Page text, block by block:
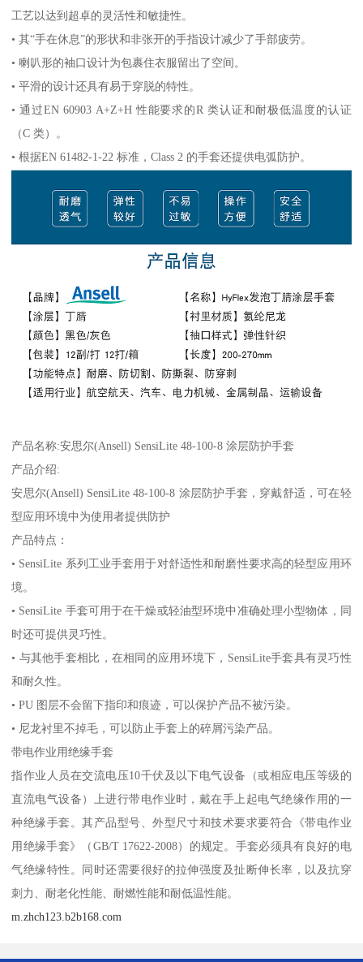
工艺以达到超卓的灵活性和敏捷性。
• 其“手在休息”的形状和非张开的手指设计减少了手部疲劳。
• 喇叭形的袖口设计为包裹住衣服留出了空间。
• 平滑的设计还具有易于穿脱的特性。
• 通过EN 60903 A+Z+H 性能要求的R 类认证和耐极低温度的认证
（C 类）。
• 根据EN 61482-1-22 标准，Class 2 的手套还提供电弧防护。
产品名称:安思尔(Ansell) SensiLite 48-100-8 涂层防护手套
产品介绍:
安思尔(Ansell) SensiLite 48-100-8 涂层防护手套，穿戴舒适，可在轻
型应用环境中为使用者提供防护
产品特点：
• SensiLite 系列工业手套用于对舒适性和耐磨性要求高的轻型应用环
境。
• SensiLite 手套可用于在干燥或轻油型环境中准确处理小型物体，同
时还可提供灵巧性。
• 与其他手套相比，在相同的应用环境下，SensiLite手套具有灵巧性
和耐久性。
• PU 图层不会留下指印和痕迹，可以保护产品不被污染。
• 尼龙衬里不掉毛，可以防止手套上的碎屑污染产品。
带电作业用绝缘手套
指作业人员在交流电压10千伏及以下电气设备（或相应电压等级的
直流电气设备）上进行带电作业时，戴在手上起电气绝缘作用的一
种绝缘手套。其产品型号、外型尺寸和技术要求要符合《带电作业
用绝缘手套》（GB/T 17622-2008）的规定。手套必须具有良好的电
气绝缘特性。同时还需要很好的拉伸强度及扯断伸长率，以及抗穿
刺力、耐老化性能、耐燃性能和耐低温性能。
m.zhch123.b2b168.com